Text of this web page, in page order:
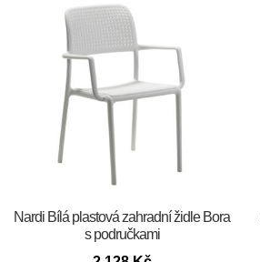
Nardi Bílá plastová zahradní židle Bora
s područkami